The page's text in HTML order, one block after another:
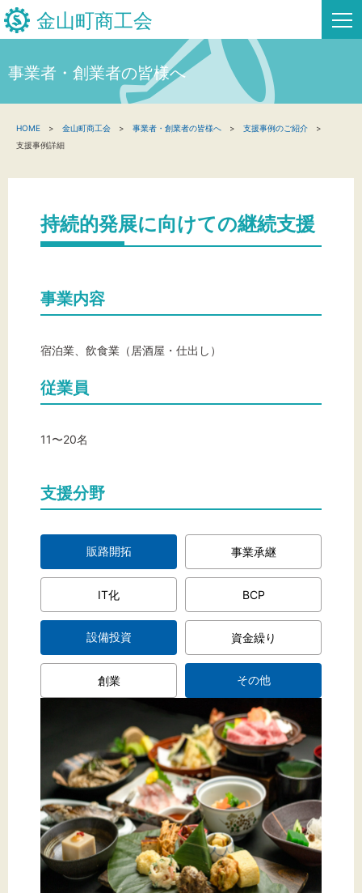
金山町商工会
新着情報
金山町商工会について
文字サイズ
事業者・創業者の皆様へ
HOME 金山町商工会 事業者・創業者の皆様へ
支援事例のご紹介
支援事例詳細
持続的発展に向けての継続支援
事業内容
宿泊業、飲食業（居酒屋・仕出し）
従業員
11〜20名
支援分野
販路開拓 事業承継
IT化 BCP
設備投資 資金繰り
創業 その他